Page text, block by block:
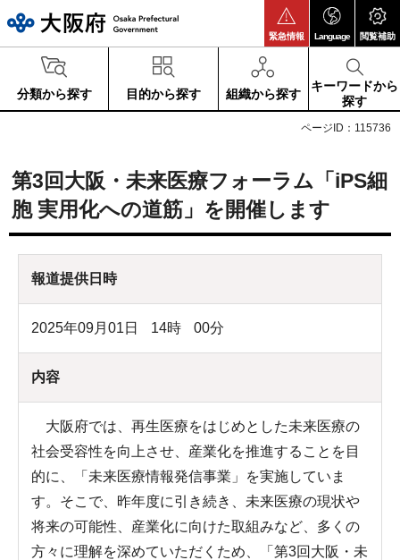
緊急情報 Language 閲覧補助
分類から探す 目的から探す 組織から探す
キーワードから
探す
ページID：115736
第3回大阪・未来医療フォーラム「iPS細
胞 実用化への道筋」を開催します
報道提供日時
2025年09月01日 14時 00分
内容
大阪府では、再生医療をはじめとした未来医療の
社会受容性を向上させ、産業化を推進することを目
的に、「未来医療情報発信事業」を実施していま
す。そこで、昨年度に引き続き、未来医療の現状や
将来の可能性、産業化に向けた取組みなど、多くの
方々に理解を深めていただくため、「第3回大阪・未